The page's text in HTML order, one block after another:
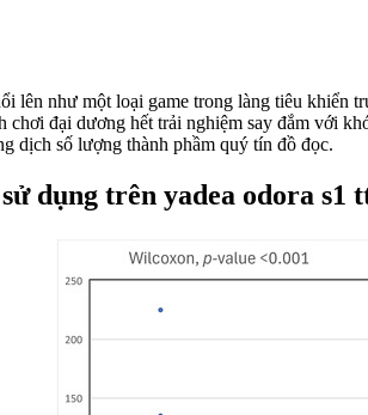
lên như một loại game trong làng tiêu khiển
đại dương hết trải nghiệm say đắm với
dịch số lượng thành phầm quý tín đồ đọc.
dụng trên yadea odora s1